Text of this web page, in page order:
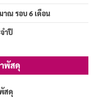
าณ รอบ 6 เดือน
ำปี
พัสดุ
สดุ